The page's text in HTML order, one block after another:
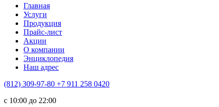
Главная
Услуги
Продукция
Прайс-лист
Акции
О компании
Энциклопедия
Наш адрес
(812) 309-97-80 +7 911 258 0420
c 10:00 до 22:00